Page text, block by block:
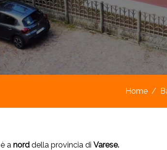
Home
è a nord della provincia di Varese.